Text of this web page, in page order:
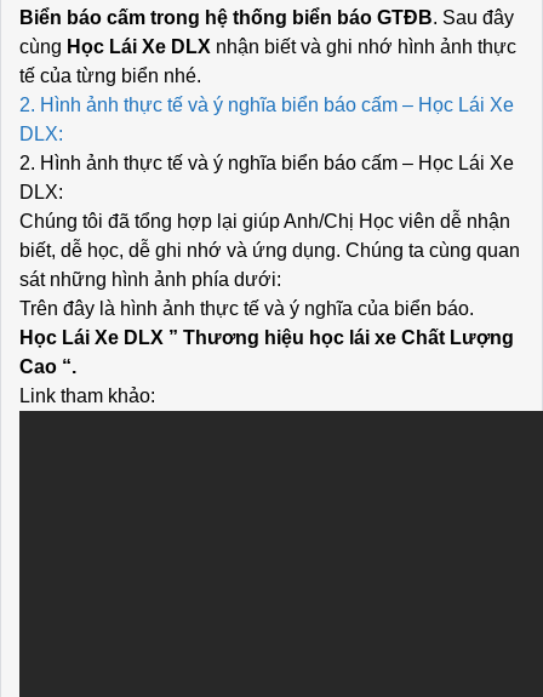
Biển báo cấm trong hệ thống biển báo GTĐB. Sau đây
cùng Học Lái Xe DLX nhận biết và ghi nhớ hình ảnh thực
tế của từng biển nhé.
2. Hình ảnh thực tế và ý nghĩa biển báo cấm – Học Lái Xe
DLX:
2. Hình ảnh thực tế và ý nghĩa biển báo cấm – Học Lái Xe
DLX:
Chúng tôi đã tổng hợp lại giúp Anh/Chị Học viên dễ nhận
biết, dễ học, dễ ghi nhớ và ứng dụng. Chúng ta cùng quan
sát những hình ảnh phía dưới:
Trên đây là hình ảnh thực tế và ý nghĩa của biển báo.
Học Lái Xe DLX ” Thương hiệu học lái xe Chất Lượng
Cao “.
Link tham khảo: